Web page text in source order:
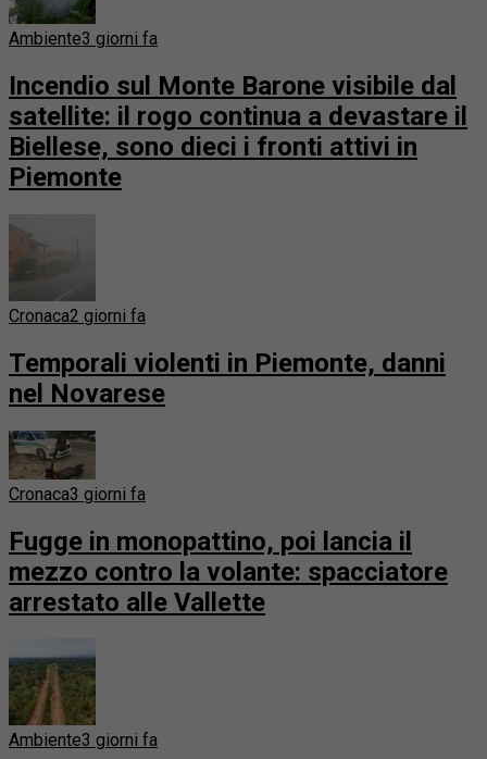
Ambiente3 giorni fa
Incendio sul Monte Barone visibile dal
satellite: il rogo continua a devastare il
Biellese, sono dieci i fronti attivi in
Piemonte
Cronaca2 giorni fa
Temporali violenti in Piemonte, danni
nel Novarese
Cronaca3 giorni fa
Fugge in monopattino, poi lancia il
mezzo contro la volante: spacciatore
arrestato alle Vallette
Ambiente3 giorni fa